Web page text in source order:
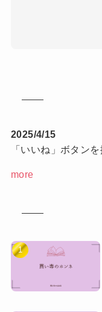
2025/4/15
「いいね」ボタン
more